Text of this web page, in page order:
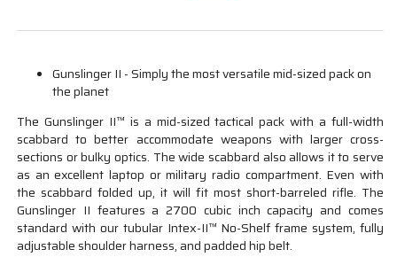
Gunslinger II - Simply the most versatile mid-sized pack on
the planet
The Gunslinger II™ is a mid-sized tactical pack with a full-width
scabbard to better accommodate weapons with larger cross-
sections or bulky optics. The wide scabbard also allows it to serve
as an excellent laptop or military radio compartment. Even with
the scabbard folded up, it will fit most short-barreled rifle. The
Gunslinger II features a 2700 cubic inch capacity and comes
standard with our tubular Intex-II™ No-Shelf frame system, fully
adjustable shoulder harness, and padded hip belt.